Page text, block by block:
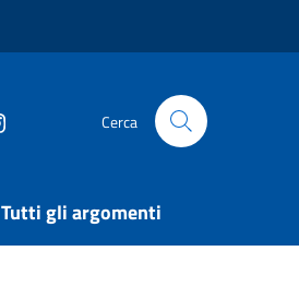
Cerca
Tutti gli argomenti